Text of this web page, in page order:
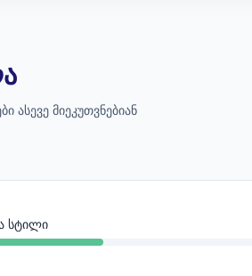
ასევე მიეკუთვნებიან
სტილი